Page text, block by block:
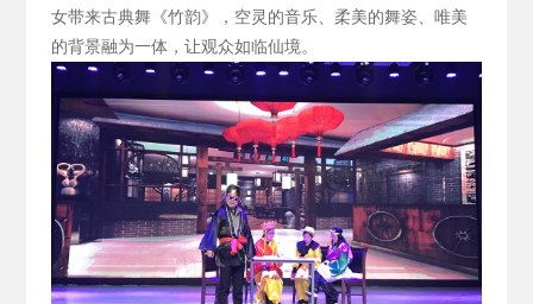
女带来古典舞《竹韵》，空灵的音乐、柔美的舞姿、唯美
的背景融为一体，让观众如临仙境。